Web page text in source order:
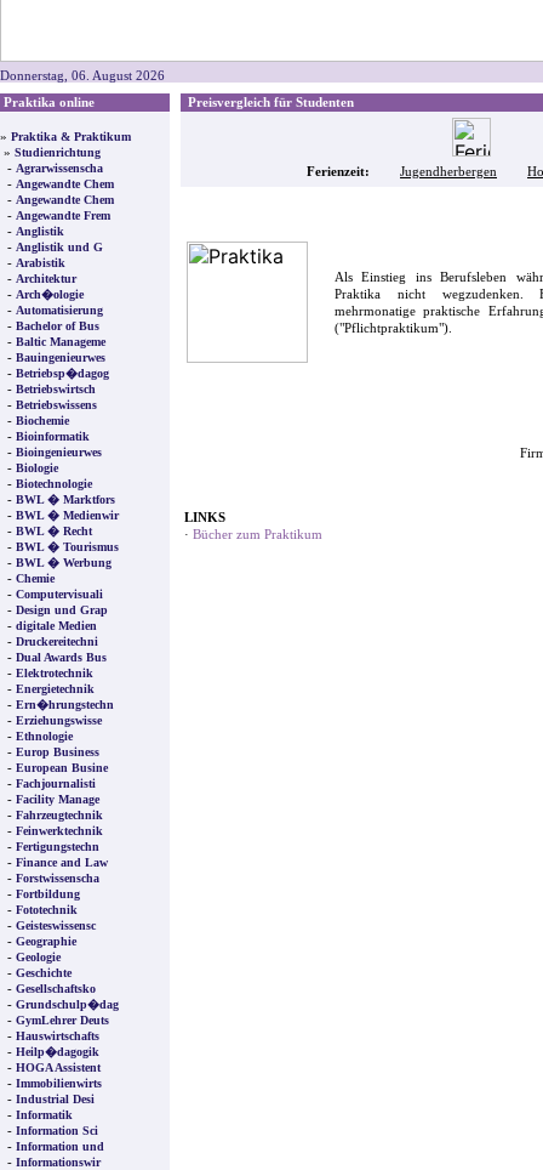
Donnerstag, 06. August 2026
Praktika online
» Praktika & Praktikum
» Studienrichtung
- Agrarwissenscha
- Angewandte Chem
- Angewandte Chem
- Angewandte Frem
- Anglistik
- Anglistik und G
- Arabistik
- Architektur
- Arch�ologie
- Automatisierung
- Bachelor of Bus
- Baltic Manageme
- Bauingenieurwes
- Betriebsp�dagog
- Betriebswirtsch
- Betriebswissens
- Biochemie
- Bioinformatik
- Bioingenieurwes
- Biologie
- Biotechnologie
- BWL � Marktfors
- BWL � Medienwir
- BWL � Recht
- BWL � Tourismus
- BWL � Werbung
- Chemie
- Computervisuali
- Design und Grap
- digitale Medien
- Druckereitechni
- Dual Awards Bus
- Elektrotechnik
- Energietechnik
- Ern�hrungstechn
- Erziehungswisse
- Ethnologie
- Europ Business
- European Busine
- Fachjournalisti
- Facility Manage
- Fahrzeugtechnik
- Feinwerktechnik
- Fertigungstechn
- Finance and Law
- Forstwissenscha
- Fortbildung
- Fototechnik
- Geisteswissensc
- Geographie
- Geologie
- Geschichte
- Gesellschaftsko
- Grundschulp�dag
- GymLehrer Deuts
- Hauswirtschafts
- Heilp�dagogik
- HOGA Assistent
- Immobilienwirts
- Industrial Desi
- Informatik
- Information Sci
- Information und
- Informationswir
Preisvergleich für Studenten
Ferienzeit: Jugendherbergen
Als Einstieg ins Berufsleben
Praktika nicht wegzudenken.
mehrmonatige praktische
("Pflichtpraktikum").
LINKS
· Bücher zum Praktikum